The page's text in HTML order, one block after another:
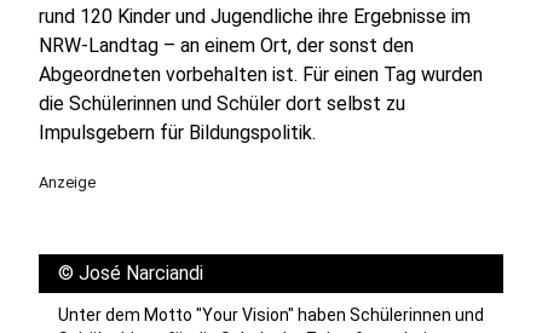
rund 120 Kinder und Jugendliche ihre Ergebnisse im
NRW-Landtag – an einem Ort, der sonst den
Abgeordneten vorbehalten ist. Für einen Tag wurden
die Schülerinnen und Schüler dort selbst zu
Impulsgebern für Bildungspolitik.
Anzeige
© José Narciandi
Unter dem Motto "Your Vision" haben Schülerinnen und